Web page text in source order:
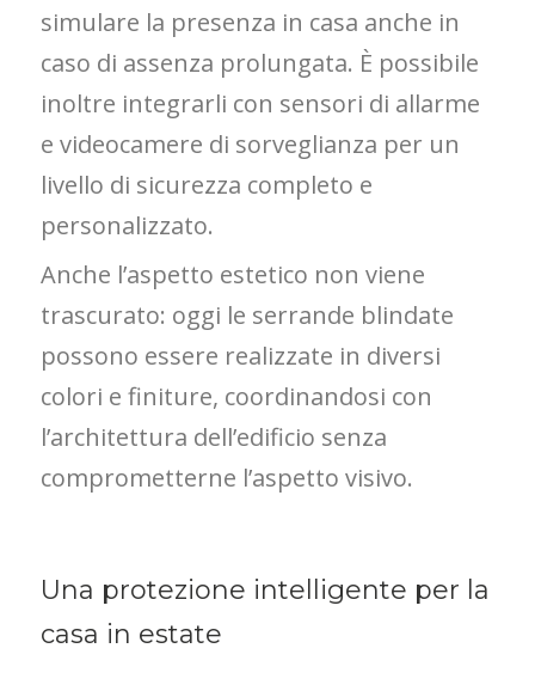
simulare la presenza in casa anche in
caso di assenza prolungata. È possibile
inoltre integrarli con sensori di allarme
e videocamere di sorveglianza per un
livello di sicurezza completo e
personalizzato.
Anche l’aspetto estetico non viene
trascurato: oggi le serrande blindate
possono essere realizzate in diversi
colori e finiture, coordinandosi con
l’architettura dell’edificio senza
comprometterne l’aspetto visivo.
Una protezione intelligente per la
casa in estate